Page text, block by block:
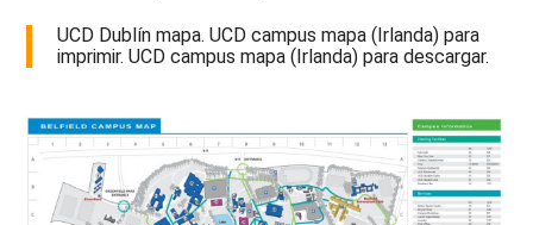
UCD Dublín mapa. UCD campus mapa (Irlanda) para
imprimir. UCD campus mapa (Irlanda) para descargar.